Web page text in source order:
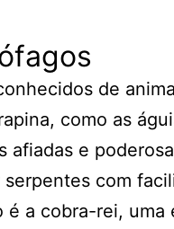
de
como as
afiadas e
com
a cobra-rei, uma